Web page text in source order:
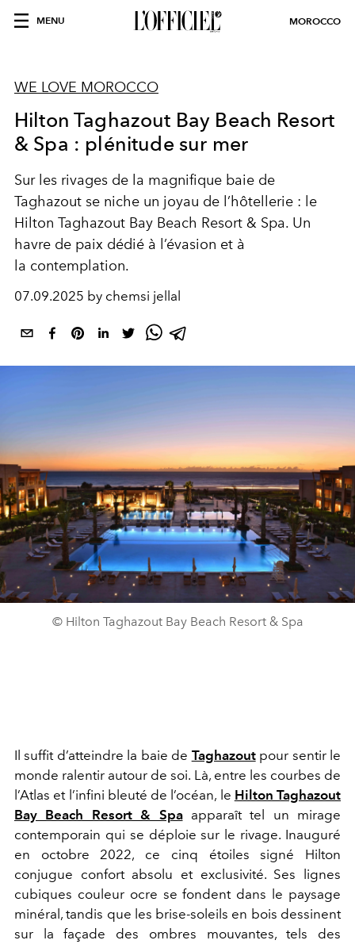
MENU MOROCCO
WE LOVE MOROCCO
Hilton Taghazout Bay Beach Resort
& Spa : plénitude sur mer
Sur les rivages de la magnifique baie de
Taghazout se niche un joyau de l’hôtellerie : le
Hilton Taghazout Bay Beach Resort & Spa. Un
havre de paix dédié à l’évasion et à
la contemplation.
07.09.2025 by chemsi jellal
© Hilton Taghazout Bay Beach Resort & Spa
Il suffit d’atteindre la baie de Taghazoutpour sentir le
monde ralentir autour de soi. Là, entre les courbes de
l’Atlas et l’infini bleuté de l’océan, le Hilton Taghazout
Bay Beach Resort & Spaapparaît tel un mirage
contemporain qui se déploie sur le rivage. Inauguré
en octobre 2022, ce cinq étoiles signé Hilton
conjugue confort absolu et exclusivité. Ses lignes
cubiques couleur ocre se fondent dans le paysage
minéral, tandis que les brise-soleils en bois dessinent
sur la façade des ombres mouvantes, tels des